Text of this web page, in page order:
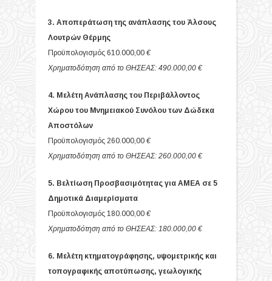
3. Αποπεράτωση της ανάπλασης του Άλσους
Λουτρών Θέρμης
Προϋπολογισμός 610.000,00 €
Χρηματοδότηση από το ΘΗΣΕΑΣ: 490.000,00 €
4. Μελέτη Ανάπλασης του Περιβάλλοντος
Χώρου του Μνημειακού Συνόλου των Δώδεκα
Αποστόλων
Προϋπολογισμός 260.000,00 €
Χρηματοδότηση από το ΘΗΣΕΑΣ: 260.000,00 €
5. Βελτίωση Προσβασιμότητας για ΑΜΕΑ σε 5
Δημοτικά Διαμερίσματα
Προϋπολογισμός 180.000,00 €
Χρηματοδότηση από το ΘΗΣΕΑΣ: 180.000,00 €
6. Μελέτη κτηματογράφησης, υψομετρικής και
τοπογραφικής αποτύπωσης, γεωλογικής